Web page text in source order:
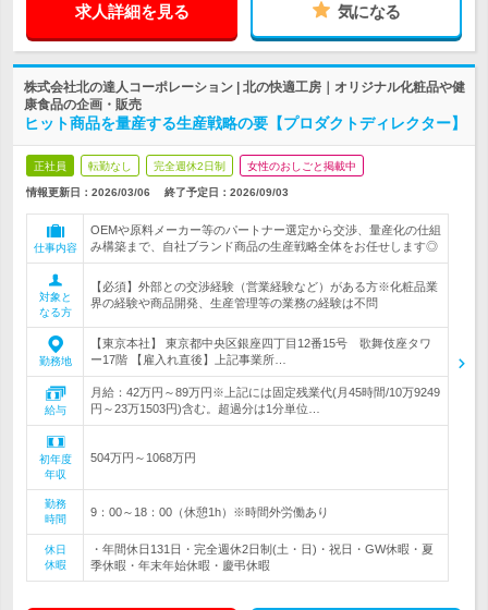
求人詳細を見る 気になる
株式会社北の達人コーポレーション | 北の快適工房｜オリジナル化粧品や健
康食品の企画・販売
ヒット商品を量産する生産戦略の要【プロダクトディレクター】
正社員 転勤なし 完全週休2日制 女性のおしごと掲載中
情報更新日：2026/03/06 終了予定日： 2026/09/03
仕事内容
OEMや原料メーカー等のパートナー選定から交渉、量産化の仕組
み構築まで、自社ブランド商品の生産戦略全体をお任せします◎
対象と
なる方
【必須】外部との交渉経験（営業経験など）がある方※化粧品業
界の経験や商品開発、生産管理等の業務の経験は不問
勤務地
【東京本社】 東京都中央区銀座四丁目12番15号 歌舞伎座タワ
ー17階 【雇入れ直後】上記事業所…
給与
月給：42万円～89万円※上記には固定残業代(月45時間/10万9249
円～23万1503円)含む。超過分は1分単位…
初年度
年収
504万円～1068万円
勤務
時間
9：00～18：00（休憩1h）※時間外労働あり
休日
休暇
・年間休日131日・完全週休2日制(土・日)・祝日・GW休暇・夏
季休暇・年末年始休暇・慶弔休暇